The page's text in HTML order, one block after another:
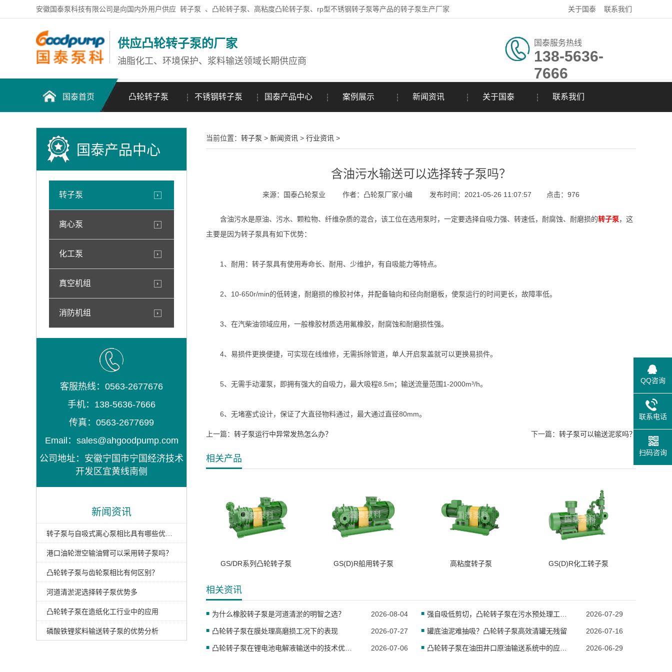
安徽国泰泵科技有限公司是向国内外用户供应 转子泵 、凸轮转子泵、高粘度凸轮转子泵、rp型不锈钢转子泵等产品的转子泵生产厂家 关于国泰 联系我们
供应凸轮转子泵的厂家
油脂化工、环境保护、浆料输送领域长期供应商
国泰服务热线
138-5636-
7666
国泰首页 凸轮转子泵 不锈钢转子泵 国泰产品中心 案例展示 新闻资讯 关于国泰 联系我们
国泰产品中心
转子泵
离心泵
化工泵
真空机组
消防机组
客服热线：0563-2677676
手机：138-5636-7666
传真：0563-2677699
Email：sales@ahgoodpump.com
公司地址：安徽宁国市宁国经济技术
开发区宜黄线南侧
新闻资讯
港口油轮泄空输油臂可以采用转子泵吗？
凸轮转子泵与齿轮泵相比有何区别？
河道清淤泥选择转子泵优势多
凸轮转子泵在造纸化工行业中的应用
磷酸铁锂浆料输送转子泵的优势分析
当前位置： 转子泵 > 新闻资讯 > 行业资讯 >
含油污水输送可以选择转子泵吗？
来源：国泰凸轮泵业 作者：凸轮泵厂家小编 发布时间：2021-05-26 11:07:57 点击： 976
含油污水是原油、污水、颗粒物、纤维杂质的混合，该工位在选用泵时，一定要选择自吸力强、转速低，耐腐蚀、耐磨损的转子泵，这
主要是因为转子泵具有如下优势：
1、耐用：转子泵具有使用寿命长、耐用、少维护，有自吸能力等特点。
2、10-650r/min的低转速，耐磨损的橡胶衬体，并配备轴向和径向耐磨板，使泵运行的时间更长，故障率低。
3、在汽柴油领域应用，一般橡胶材质选用氟橡胶，耐腐蚀和耐磨损性强。
4、易损件更换便捷，可实现在线维修，无需拆除管道，单人开启泵盖就可以更换易损件。
5、无需手动灌泵，即拥有强大的自吸力，最大吸程8.5m；输送流量范围1-2000m³/h。
6、无堵塞式设计，保证了大直径物料通过，最大通过直径80mm。
上一篇： 转子泵运行中异常发热怎么办？ 下一篇： 转子泵可以输送泥浆吗？
相关产品
GS/DR系列凸轮转子泵 GS(D)R船用转子泵 高粘度转子泵 GS(D)R化工转子泵
相关资讯
为什么橡胶转子泵是河道清淤的明智之选？ 2026-08-04 2026-07-29
凸轮转子泵在膜处理高磨损工况下的表现 2026-07-27 罐底油泥难抽吸？凸轮转子泵高效清罐无残留 2026-07-16
2026-07-06 凸轮转子泵在油田井口原油输送系统中的应用优势 2026-06-29
QQ咨询
联系电话
扫码咨询